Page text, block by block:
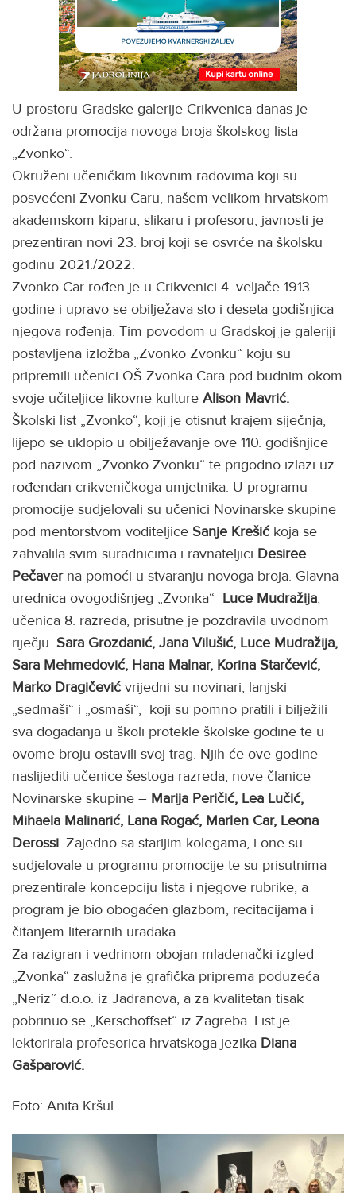
U prostoru Gradske galerije Crikvenica danas je
održana promocija novoga broja školskog lista
„Zvonko“.
Okruženi učeničkim likovnim radovima koji su
posvećeni Zvonku Caru, našem velikom hrvatskom
akademskom kiparu, slikaru i profesoru, javnosti je
prezentiran novi 23. broj koji se osvrće na školsku
godinu 2021./2022.
Zvonko Car rođen je u Crikvenici 4. veljače 1913.
godine i upravo se obilježava sto i deseta godišnjica
njegova rođenja. Tim povodom u Gradskoj je galeriji
postavljena izložba „Zvonko Zvonku“ koju su
pripremili učenici OŠ Zvonka Cara pod budnim okom
svoje učiteljice likovne kulture Alison Mavrić.
Školski list „Zvonko“, koji je otisnut krajem siječnja,
lijepo se uklopio u obilježavanje ove 110. godišnjice
pod nazivom „Zvonko Zvonku“ te prigodno izlazi uz
rođendan crikveničkoga umjetnika. U programu
promocije sudjelovali su učenici Novinarske skupine
pod mentorstvom voditeljice Sanje Krešićkoja se
zahvalila svim suradnicima i ravnateljici Desiree
Pečaverna pomoći u stvaranju novoga broja. Glavna
urednica ovogodišnjeg „Zvonka“ Luce Mudražija,
učenica 8. razreda, prisutne je pozdravila uvodnom
riječju. Sara Grozdanić, Jana Vilušić, Luce Mudražija,
Sara Mehmedović, Hana Malnar, Korina Starčević,
Marko Dragičevićvrijedni su novinari, lanjski
„sedmaši“ i „osmaši“, koji su pomno pratili i bilježili
sva događanja u školi protekle školske godine te u
ovome broju ostavili svoj trag. Njih će ove godine
naslijediti učenice šestoga razreda, nove članice
Novinarske skupine – Marija Peričić, Lea Lučić,
Mihaela Malinarić, Lana Rogać, Marlen Car, Leona
Derossi. Zajedno sa starijim kolegama, i one su
sudjelovale u programu promocije te su prisutnima
prezentirale koncepciju lista i njegove rubrike, a
program je bio obogaćen glazbom, recitacijama i
čitanjem literarnih uradaka.
Za razigran i vedrinom obojan mladenački izgled
„Zvonka“ zaslužna je grafička priprema poduzeća
„Neriz” d.o.o. iz Jadranova, a za kvalitetan tisak
pobrinuo se „Kerschoffset“ iz Zagreba. List je
lektorirala profesorica hrvatskoga jezika Diana
Gašparović.
Foto: Anita Kršul